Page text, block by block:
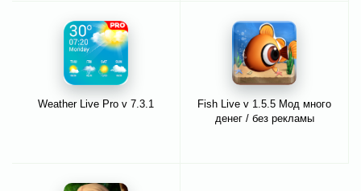
Weather Live Pro v 7.3.1
Fish Live v 1.5.5 Мод много
денег / без рекламы